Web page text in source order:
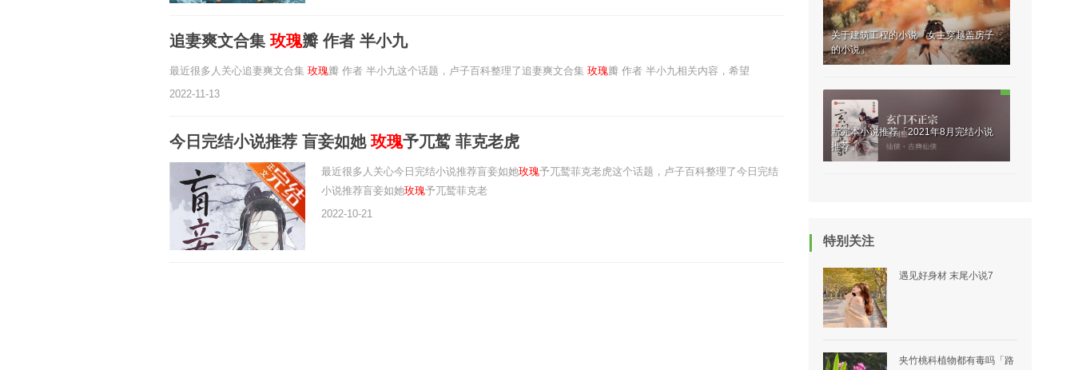
追妻爽文合集玫瑰瓣 作者 半小九
最近很多人关心追妻爽文合集 玫瑰瓣 作者 半小九这个话题，卢子百科整理了追妻爽文合集 玫瑰瓣 作者 半小九相关内容，希望
2022-11-13
今日完结小说推荐 盲妾如她玫瑰 予兀鹫 菲克老虎
最近很多人关心今日完结小说推荐盲妾如她玫瑰予兀鹫菲克老虎这个话题，卢子百科整理了今日完结
小说推荐盲妾如她玫瑰予兀鹫菲克老
2022-10-21
关于建筑工程的小说「女主穿越盖房子
的小说」
新完本小说推荐「2021年8月完结小说
推荐」
特别关注
遇见好身材 末尾小说7
夹竹桃科植物都有毒吗「路